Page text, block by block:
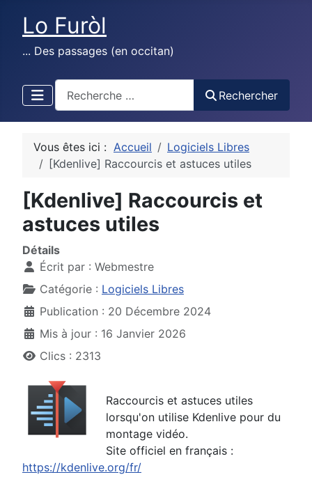
Lo Furòl
... Des passages (en occitan)
Rechercher
Vous êtes ici : Accueil
Logiciels Libres
[Kdenlive] Raccourcis et astuces utiles
[Kdenlive] Raccourcis et
astuces utiles
Détails
Écrit par : Webmestre
Catégorie : Logiciels Libres
Publication : 20 Décembre 2024
Mis à jour : 16 Janvier 2026
Clics : 2313
Raccourcis et astuces utiles
lorsqu'on utilise Kdenlive pour du
montage vidéo.
Site officiel en français :
https://kdenlive.org/fr/